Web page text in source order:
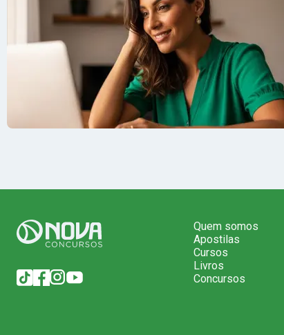
Quem somos
Apostilas
Cursos
Livros
Concursos